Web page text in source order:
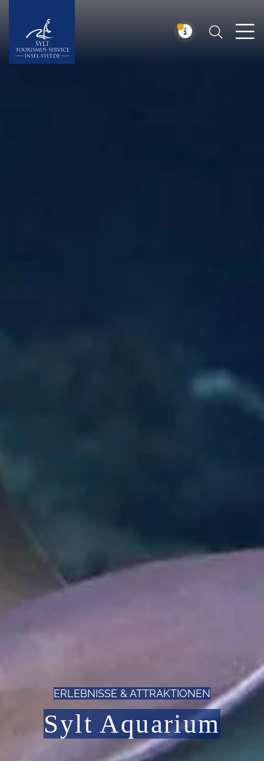
Insel Sylt Suchen
ERLEBNISSE & ATTRAKTIONEN
Sylt Aquarium